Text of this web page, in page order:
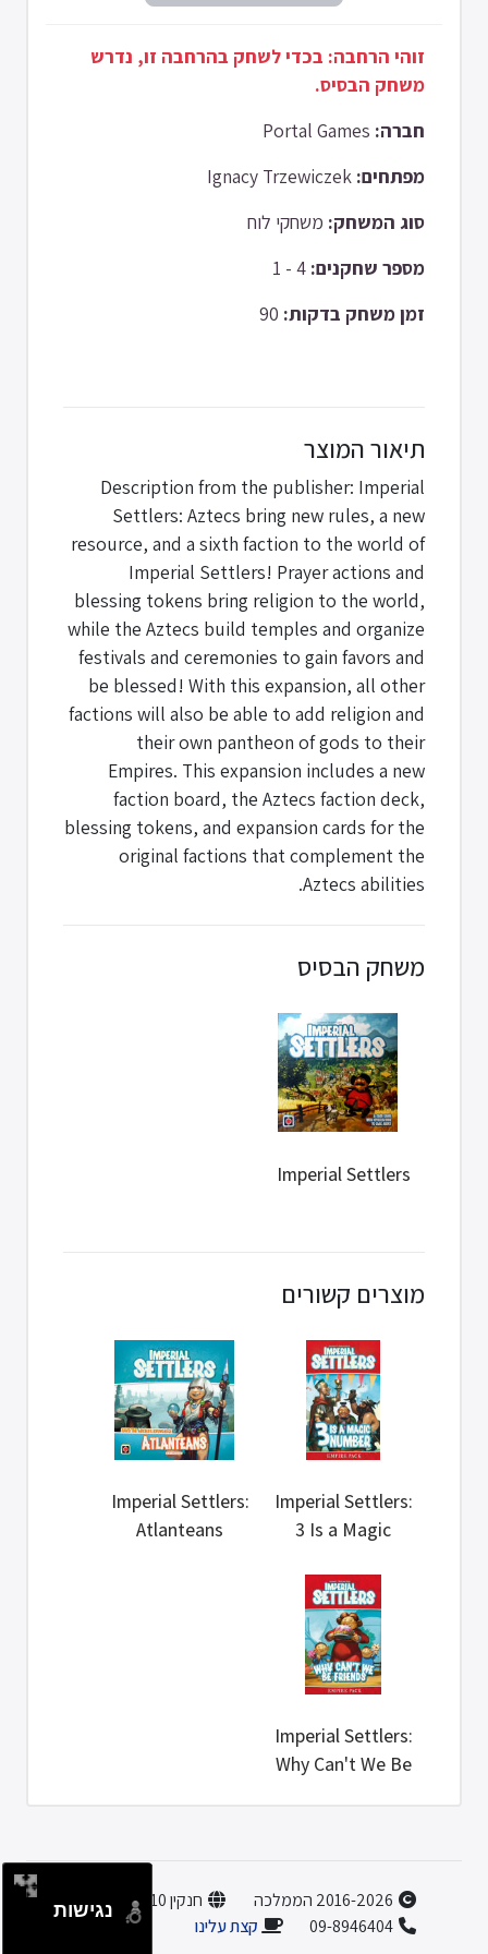
זוהי הרחבה: בכדי לשחק בהרחבה זו, נדרש
משחק הבסיס.
חברה:
מפתחים:
סוג המשחק: משחקי לוח
מספר שחקנים:
זמן משחק בדקות:
תיאור המוצר
Description from the publisher: Imperial
Settlers: Aztecs bring new rules, a new
resource, and a sixth faction to the world of
Imperial Settlers! Prayer actions and
blessing tokens bring religion to the world,
while the Aztecs build temples and organize
festivals and ceremonies to gain favors and
be blessed! With this expansion, all other
factions will also be able to add religion and
their own pantheon of gods to their
Empires. This expansion includes a new
faction board, the Aztecs faction deck,
blessing tokens, and expansion cards for the
original factions that complement the
Aztecs abilities.
משחק הבסיס
Imperial Settlers
מוצרים קשורים
Imperial Settlers:
3 Is a Magic
Imperial Settlers:
Atlanteans
Imperial Settlers:
Why Can't We Be
חנקין 10, הוד השרון
קצת עלינו
נגישות